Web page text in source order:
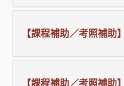
【課程補助／考照補助
【課程補助／考照補助